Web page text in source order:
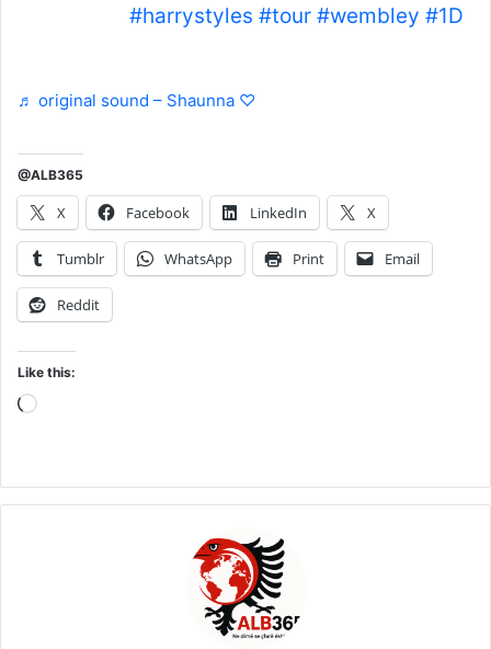
#harrystyles #tour #wembley #1D
♬ original sound – Shaunna ♡
@ALB365
X Facebook LinkedIn X
Tumblr WhatsApp Print Email
Reddit
Like this:
Loading…